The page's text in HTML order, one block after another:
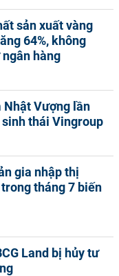
sản xuất vàng
64%, không
hàng
Nhật Vượng lần
thái Vingroup
gia nhập thị
tháng 7 biến
Land bị hủy tư